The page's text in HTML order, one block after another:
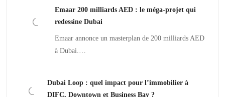
Emaar 200 milliards AED : le méga-projet qui
redessine Dubai
Emaar annonce un masterplan de 200 milliards AED
à Dubai.…
Dubai Loop : quel impact pour l’immobilier à
DIFC, Downtown et Business Bay ?